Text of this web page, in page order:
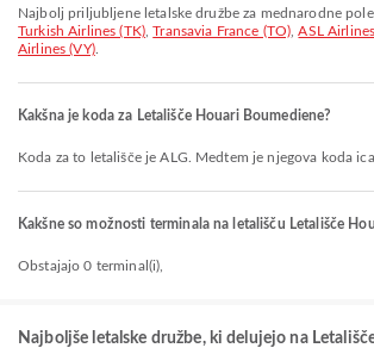
Najbolj priljubljene letalske družbe za mednarodne
Turkish Airlines (TK),Transavia France (TO) ,ASL
Airlines (VY).
Kakšna je koda za Letališče Houari Boumediene?
Koda za to letališče je ALG. Medtem je njegova koda
Kakšne so možnosti terminala na letališču Letališče
Obstajajo 0 terminal(i),
Najboljše letalske družbe, ki delujejo na